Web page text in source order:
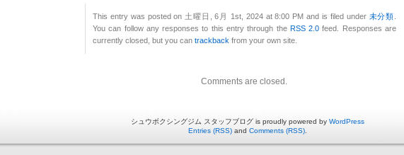
This entry was posted on 土曜日, 6月 1st, 2024 at 8:00 PM and is filed under 未分類
You can follow any responses to this entry through the RSS 2.0 feed. Responses are
currently closed, but you can trackback from your own site.
Comments are closed.
シュウボクシングジム スタッフブログ is proudly powered by WordPress
Entries (RSS) and Comments (RSS).